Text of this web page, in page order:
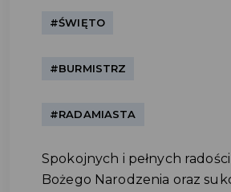
#ŚWIĘTO
#BURMISTRZ
#RADAMIASTA
Spokojnych i pełnych
Bożego Narodzenia oraz